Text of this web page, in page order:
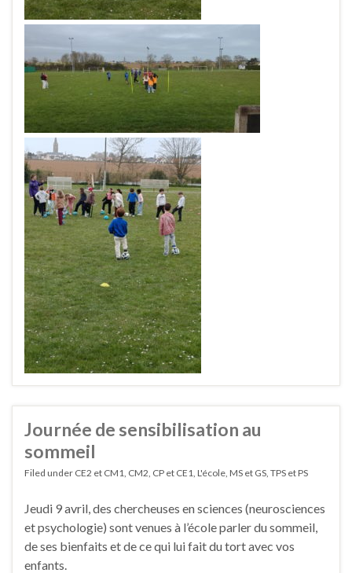
Journée de sensibilisation au
sommeil
Filed under CE2 et CM1 CM2 CP et CE1 L'école MS et GS TPS et PS
Jeudi 9 avril, des chercheuses en sciences (neurosciences
et psychologie) sont venues à l’école parler du sommeil,
de ses bienfaits et de ce qui lui fait du tort avec vos
enfants.